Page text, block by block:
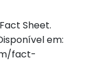
Fact Sheet.
em:
fact-